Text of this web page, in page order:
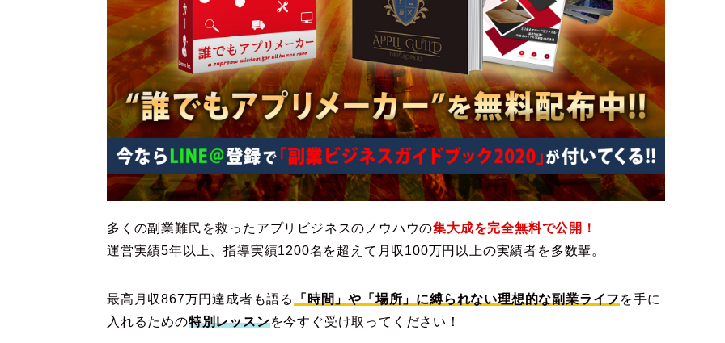
多くの副業難民を救ったアプリビジネスのノウハウの集大成を完全無料で公開！
運営実績5年以上、指導実績1200名を超えて月収100万円以上の実績者を多数輩。
最高月収867万円達成者も語る 「時間」や「場所」に縛られない理想的な副業ライフ を手に
入れるための特別レッスンを今すぐ受け取ってください！